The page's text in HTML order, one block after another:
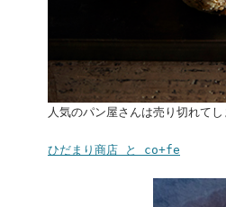
人気のパン屋さんは売り切れて
ひだまり商店 と co+fe